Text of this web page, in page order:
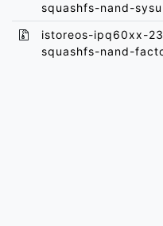
squashfs-nand-
istoreos-ipq60xx-
squashfs-nand-